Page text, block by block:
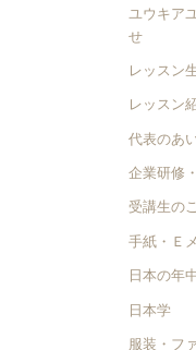
ユウキア
せ
レッスン
レッスン
代表のあ
企業研修
受講生の
手紙・Ｅ
日本の年
日本学
服装・フ